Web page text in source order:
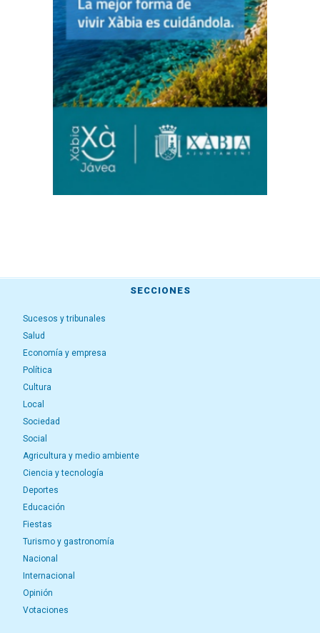
SECCIONES
Sucesos y tribunales
Salud
Economía y empresa
Política
Cultura
Local
Sociedad
Social
Agricultura y medio ambiente
Ciencia y tecnología
Deportes
Educación
Fiestas
Turismo y gastronomía
Nacional
Internacional
Opinión
Votaciones